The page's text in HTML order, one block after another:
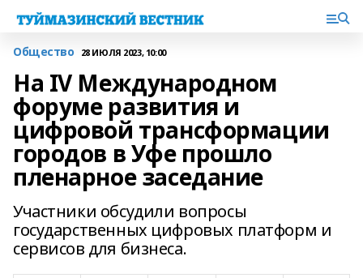
Общество 28 ИЮЛЯ 2023, 10:00
На IV Международном
форуме развития и
цифровой трансформации
городов в Уфе прошло
пленарное заседание
Участники обсудили вопросы
государственных цифровых платформ и
сервисов для бизнеса.